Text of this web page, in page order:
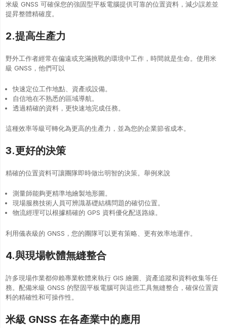
米級 GNSS 可確保您的強固型平板電腦提供可靠的位置資料，減少誤差並
提昇整體精確度。
2.提高生產力
野外工作者經常在偏遠或充滿挑戰的環境中工作，時間就是生命。使用米
級 GNSS，他們可以
快速定位工作地點、資產或設備。
自信地在不熟悉的區域導航。
透過精確的資料，更快速地完成任務。
這種效率等級可轉化為更高的生產力，並為您的企業節省成本。
3.更好的決策
精確的位置資料可讓團隊即時做出明智的決策。舉例來說
測量師能夠更精準地繪製地形圖。
現場服務技術人員可辨識基礎結構問題的確切位置。
物流經理可以根據精確的 GPS 資料優化配送路線。
利用儀表級的 GNSS，您的團隊可以更有策略、更有效率地運作。
4.與現場軟體無縫整合
許多現場作業都仰賴專業軟體來執行 GIS 繪圖、資產追蹤和資料收集等任
務。配備米級 GNSS 的堅固平板電腦可與這些工具無縫整合，確保位置資
料的精確性和可操作性。
米級 GNSS 在各產業中的應用